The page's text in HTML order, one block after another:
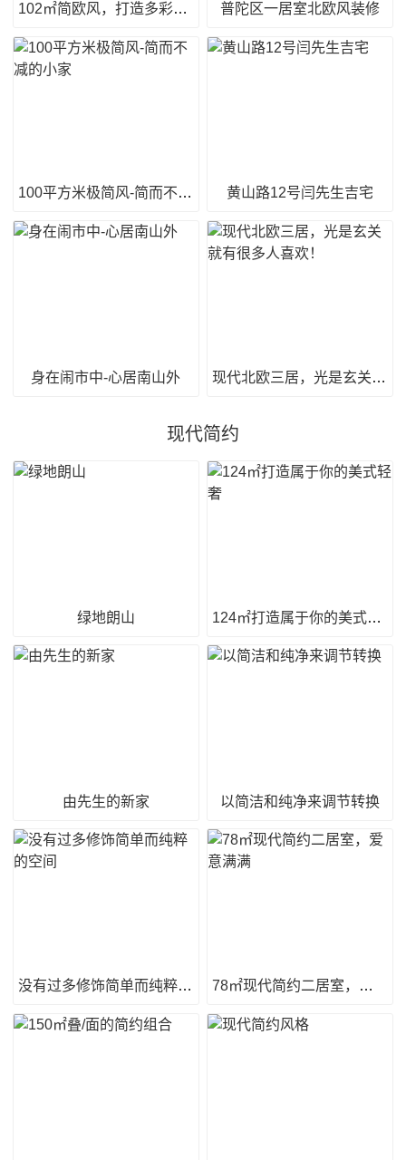
102㎡简欧风，打造多彩空间 普陀区一居室北欧风装修
100平方米极简风-简而不减的小家 黄山路12号闫先生吉宅
身在闹市中-心居南山外 现代北欧三居，光是玄关就有很多人喜欢！
现代简约
绿地朗山 124㎡打造属于你的美式轻奢
由先生的新家 以简洁和纯净来调节转换
没有过多修饰简单而纯粹的空间 78㎡现代简约二居室，爱意满满